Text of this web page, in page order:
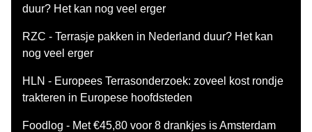
duur? Het kan nog veel erger
RZC - Terrasje pakken in Nederland duur? Het kan
nog veel erger
HLN - Europees Terrasonderzoek: zoveel kost rondje
trakteren in Europese hoofdsteden
Foodlog - Met €45,80 voor 8 drankjes is Amsterdam